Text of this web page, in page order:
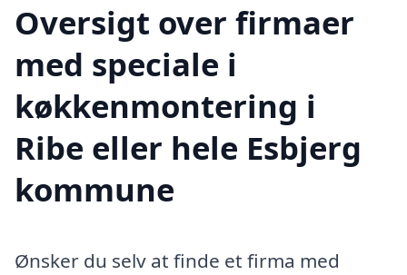
Oversigt over firmaer
med speciale i
køkkenmontering i
Ribe eller hele Esbjerg
kommune
Ønsker du selv at finde et firma med